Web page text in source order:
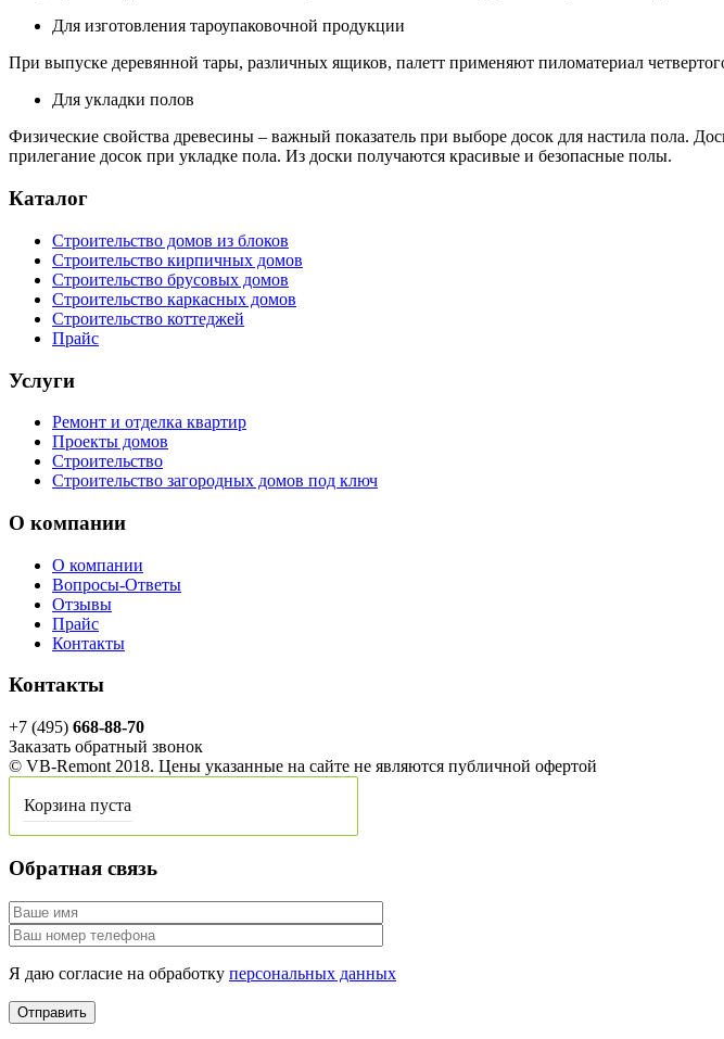
Для изготовления тароупаковочной продукции
При выпуске деревянной тары, различных ящиков, палетт применяют пиломатериал
Для укладки полов
Физические свойства древесины – важный показатель при выборе досок для настила пола.
прилегание досок при укладке пола. Из доски получаются красивые и безопасные полы.
Каталог
Строительство домов из блоков
Строительство кирпичных домов
Строительство брусовых домов
Строительство каркасных домов
Строительство коттеджей
Прайс
Услуги
Ремонт и отделка квартир
Проекты домов
Строительство
Строительство загородных домов под ключ
О компании
О компании
Вопросы-Ответы
Отзывы
Прайс
Контакты
Контакты
+7 (495) 668-88-70
Заказать обратный звонок
© VB-Remont 2018. Цены указанные на сайте не являются публичной офертой
Корзина пуста
Обратная связь
Я даю согласие на обработку персональных данных